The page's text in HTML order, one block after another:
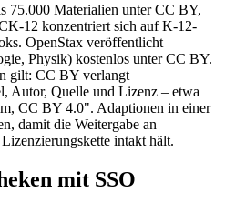
75.000 Materialien unter CC BY,
12 konzentriert sich auf K-12-
OpenStax veröffentlicht
Physik) kostenlos unter CC BY.
gilt: CC BY verlangt
Autor, Quelle und Lizenz – etwa
CC BY 4.0". Adaptionen in einer
damit die Weitergabe an
intakt hält.
mit SSO